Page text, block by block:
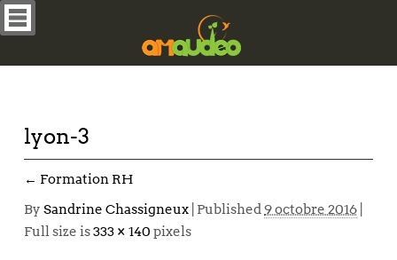
lyon-3
← Formation RH
By Sandrine Chassigneux Published9 octobre 2016
Full size is333 × 140 pixels